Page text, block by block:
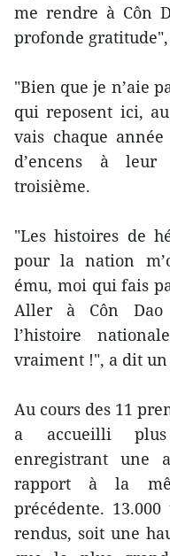
me rendre à Côn
profonde
"Bien que je n’aie
qui reposent ici,
vais chaque
d’encens à
troisième.
"Les histoires de
pour la nation
ému, moi qui fais
Aller à Côn Dao
l’histoire
vraiment !", a dit un
Au cours des 11
a accueilli
enregistrant une
rapport à la
précédente.
rendus, soit une